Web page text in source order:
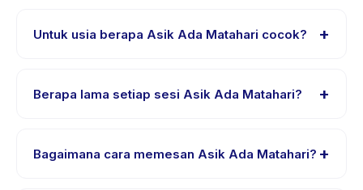
Untuk usia berapa Asik Ada Matahari cocok? +
8 tahun. Instruktur menyesuaikan program untuk
berbagai tingkat kemampuan dalam rentang usia ini
Berapa lama setiap sesi Asik Ada Matahari? +
jam. Datang 10 menit lebih awal untuk proses check-in
yang lancar.
Bagaimana cara memesan Asik Ada Matahari? +